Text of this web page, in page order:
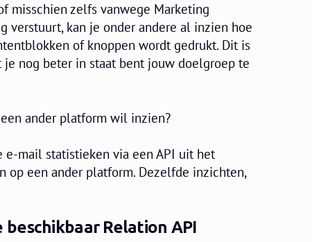
misschien zelfs vanwege Marketing
verstuurt, kan je onder andere al inzien hoe
of knoppen wordt gedrukt. Dit is
nog beter in staat bent jouw doelgroep te
ander platform wil inzien?
e-mail statistieken via een API uit het
op een ander platform. Dezelfde inzichten,
Relation API